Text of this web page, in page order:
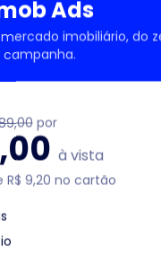
Dashboards
Ver serviço
Ads
imobiliário, do
por
à vista
R$ 9,20 no cartão